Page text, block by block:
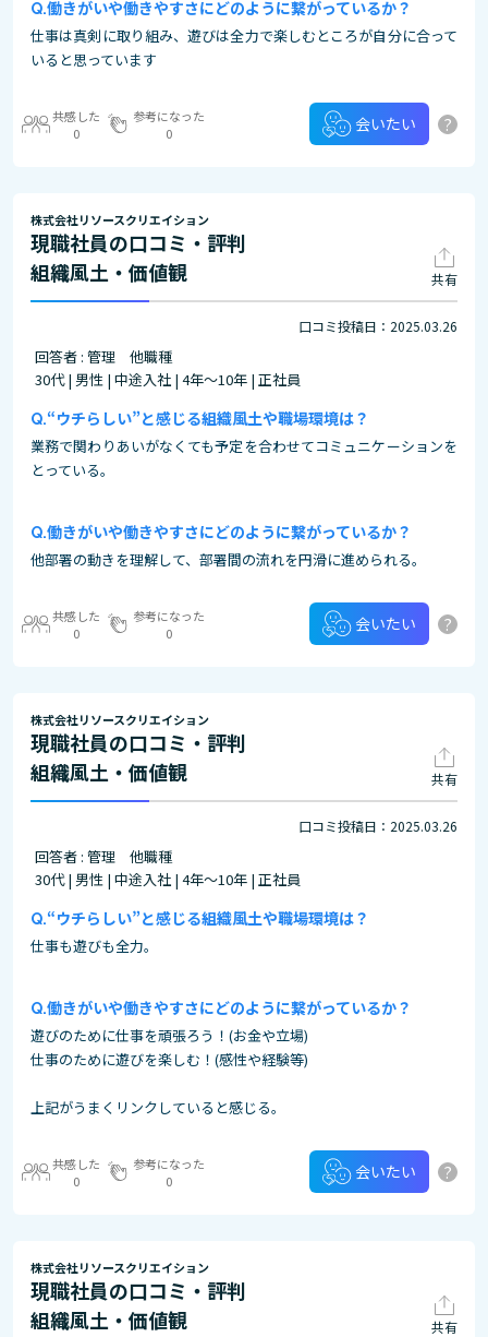
働きがいや働きやすさにどのように繋がっているか？
仕事は真剣に取り組み、遊びは全力で楽しむところが自分に合って
いると思っています
共感した
0
参考になった
0
会いたい ?
株式会社リソースクリエイション
現職社員の口コミ・評判
組織風土・価値観
共有
口コミ投稿日：2025.03.26
回答者 : 管理 他職種
30代 | 男性 | 中途入社 | 4年～10年 | 正社員
“ウチらしい”と感じる組織風土や職場環境は？
業務で関わりあいがなくても予定を合わせてコミュニケーションを
とっている。
働きがいや働きやすさにどのように繋がっているか？
他部署の動きを理解して、部署間の流れを円滑に進められる。
共感した
0
参考になった
0
会いたい ?
株式会社リソースクリエイション
現職社員の口コミ・評判
組織風土・価値観
共有
口コミ投稿日：2025.03.26
回答者 : 管理 他職種
30代 | 男性 | 中途入社 | 4年～10年 | 正社員
“ウチらしい”と感じる組織風土や職場環境は？
仕事も遊びも全力。
働きがいや働きやすさにどのように繋がっているか？
遊びのために仕事を頑張ろう！(お金や立場)
仕事のために遊びを楽しむ！(感性や経験等)
上記がうまくリンクしていると感じる。
共感した
0
参考になった
0
会いたい ?
株式会社リソースクリエイション
現職社員の口コミ・評判
組織風土・価値観
共有